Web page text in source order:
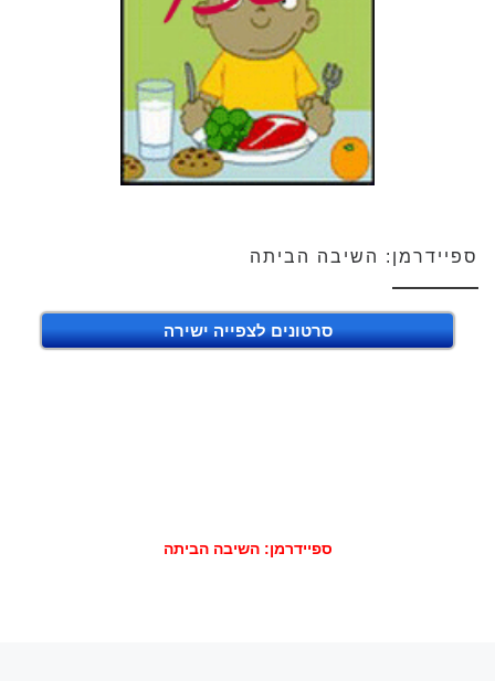
ספיידרמן: השיבה הביתה
סרטונים לצפייה ישירה
ספיידרמן: השיבה הביתה